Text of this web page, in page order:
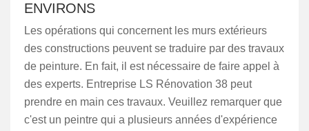
ENVIRONS
Les opérations qui concernent les murs extérieurs
des constructions peuvent se traduire par des travaux
de peinture. En fait, il est nécessaire de faire appel à
des experts. Entreprise LS Rénovation 38 peut
prendre en main ces travaux. Veuillez remarquer que
c'est un peintre qui a plusieurs années d'expérience